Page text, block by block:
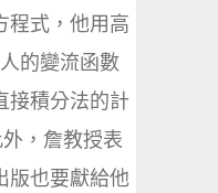
程式，他用高
的變流函數
接積分法的計
，詹教授表
版也要獻給他